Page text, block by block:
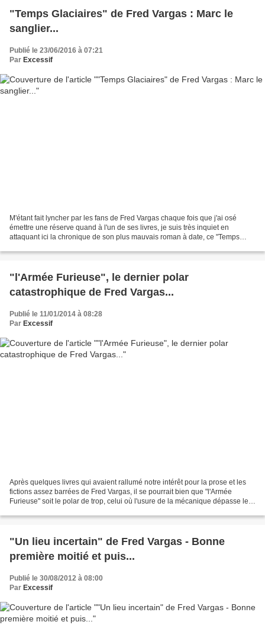
"Temps Glaciaires" de Fred Vargas : Marc le
sanglier...
Publié le 23/06/2016 à 07:21
Par Excessif
M'étant fait lyncher par les fans de Fred Vargas chaque fois que j'ai osé
émettre une réserve quand à l'un de ses livres, je suis très inquiet en
attaquant ici la chronique de son plus mauvais roman à date, ce "Temps
"l'Armée Furieuse", le dernier polar
catastrophique de Fred Vargas...
Publié le 11/01/2014 à 08:28
Par Excessif
Après quelques livres qui avaient rallumé notre intérêt pour la prose et les
fictions assez barrées de Fred Vargas, il se pourrait bien que "l'Armée
Furieuse" soit le polar de trop, celui où l'usure de la mécanique dépasse le
"Un lieu incertain" de Fred Vargas - Bonne
première moitié et puis...
Publié le 30/08/2012 à 08:00
Par Excessif